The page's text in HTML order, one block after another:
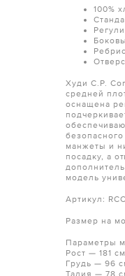
100%
Худи C.P.
средней
оснащена
манжеты и
посадку, а
модель
Артикул:
Размер на
Параметры
Рост — 181 см
Грудь — 96